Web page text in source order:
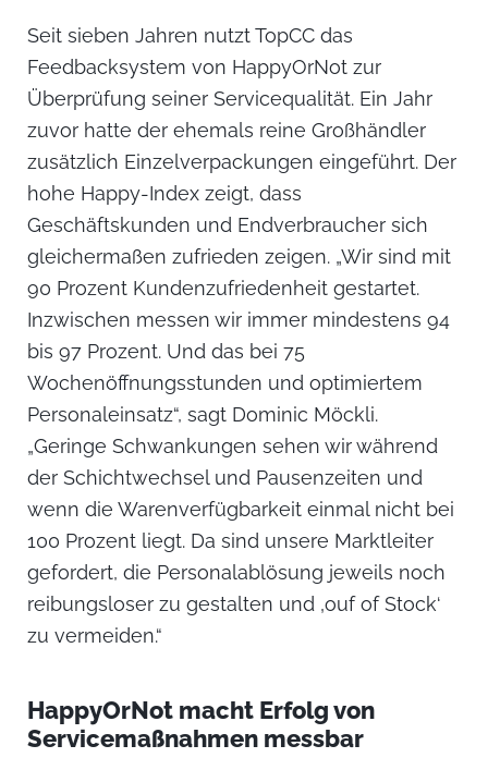
Seit sieben Jahren nutzt TopCC das
Feedbacksystem von HappyOrNot zur
Überprüfung seiner Servicequalität. Ein Jahr
zuvor hatte der ehemals reine Großhändler
zusätzlich Einzelverpackungen eingeführt. Der
hohe Happy-Index zeigt, dass
Geschäftskunden und Endverbraucher sich
gleichermaßen zufrieden zeigen. „Wir sind mit
90 Prozent Kundenzufriedenheit gestartet.
Inzwischen messen wir immer mindestens 94
bis 97 Prozent. Und das bei 75
Wochenöffnungsstunden und optimiertem
Personaleinsatz“, sagt Dominic Möckli.
„Geringe Schwankungen sehen wir während
der Schichtwechsel und Pausenzeiten und
wenn die Warenverfügbarkeit einmal nicht bei
100 Prozent liegt. Da sind unsere Marktleiter
gefordert, die Personalablösung jeweils noch
reibungsloser zu gestalten und ‚ouf of Stock‘
zu vermeiden.“
HappyOrNot macht Erfolg von
Servicemaßnahmen messbar